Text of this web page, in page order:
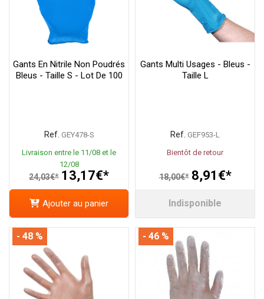
Gants En Nitrile Non Poudrés
Bleus - Taille S - Lot De 100
Ref. GEY478-S
Livraison entre le 11/08 et le
12/08
24,03€* 13,17€*
Ajouter au panier
Gants Multi Usages - Bleus -
Taille L
Ref. GEF953-L
Bientôt de retour
18,00€* 8,91€*
Indisponible
- 48 % - 46 %